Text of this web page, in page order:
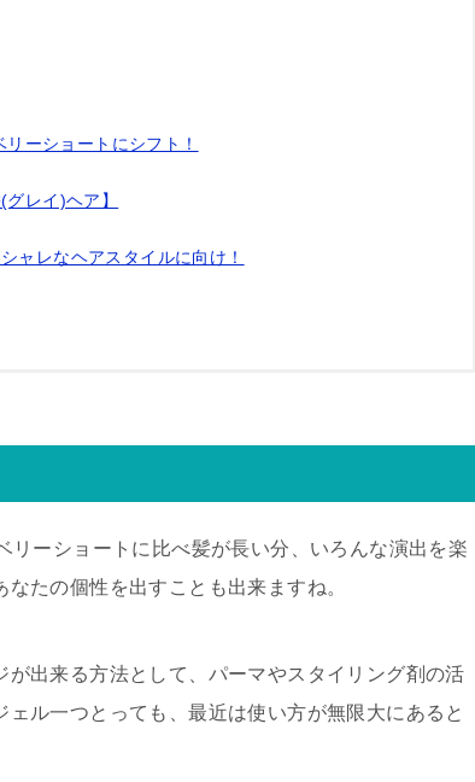
ーショートにシフト！
レイ)ヘア】
ャレなヘアスタイルに向け！
ーショートに比べ髪が長い分、いろんな演出を楽
たの個性を出すことも出来ますね。
出来る方法として、パーマやスタイリング剤の活
ル一つとっても、最近は使い方が無限大にあると